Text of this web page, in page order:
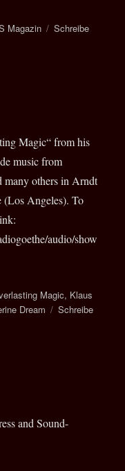
Magazin
Schreibe
Magic“ from his
music from
many others in Arndt
(Los Angeles). To
audio/show
Magic, Klaus
Dream
Schreibe
and Sound-